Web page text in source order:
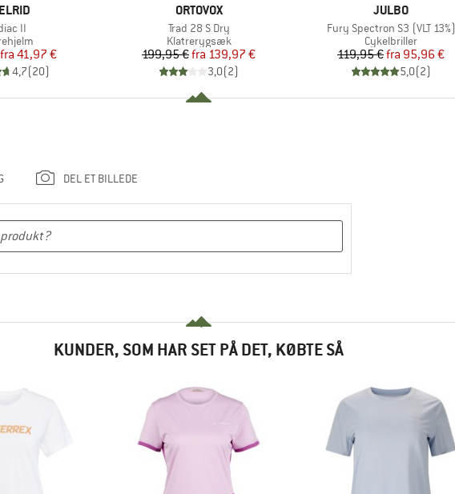
II
Pris
Nedsat pris
fra 41,97 €
4,7(20)
MÆRKE
ORTOVOX
Artikel
Trad 28 S Dry
Produktgruppe
Klatrerygsæk
Pris
199,95 € Nedsat pris
fra 139,97 €
3,0(2)
MÆRKE
JULBO
Artikel
Fury Spectron S3 (VLT 13%)
Produktgruppe
Cykelbriller
Pris
119,95 € Nedsat pris
fra 95,96 €
5,0(2)
DEL ET BILLEDE
KUNDER, SOM HAR SET PÅ DET, KØBTE SÅ